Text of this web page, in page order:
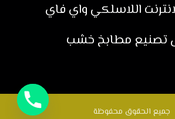
اللاسلكي واي فاي
تصنيع مطابخ خشب
جميع الحقوق محفوظة